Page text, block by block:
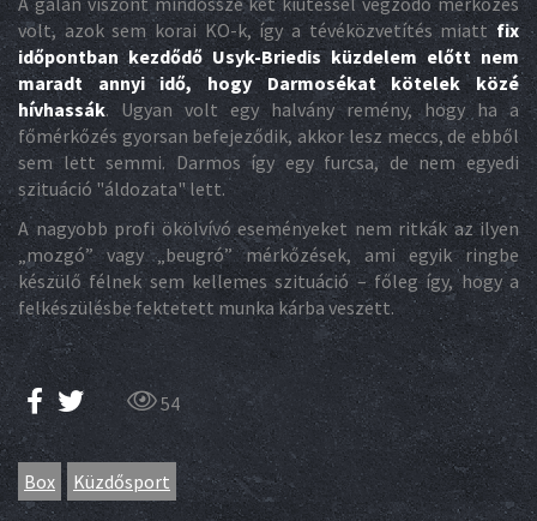
volt, azok sem korai KO-k, így a tévéközvetítés miatt fix
időpontban kezdődő Usyk-Briedis küzdelem előtt nem
maradt annyi idő, hogy Darmosékat kötelek közé
hívhassák. Ugyan volt egy halvány remény, hogy ha a
főmérkőzés gyorsan befejeződik, akkor lesz meccs, de ebből
sem lett semmi. Darmos így egy furcsa, de nem egyedi
szituáció "áldozata" lett.
A nagyobb profi ökölvívó eseményeket nem ritkák az ilyen
„mozgó” vagy „beugró” mérkőzések, ami egyik ringbe
készülő félnek sem kellemes szituáció – főleg így, hogy a
felkészülésbe fektetett munka kárba veszett.
54
Box Küzdősport